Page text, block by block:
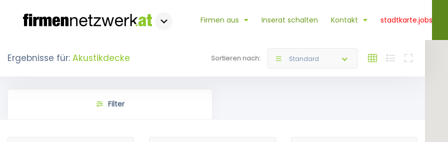
Firmen aus Inserat schalten Kontakt stadtkarte.jobs
Ergebnisse für: Akustikdecke Sortieren nach: Standard
Filter